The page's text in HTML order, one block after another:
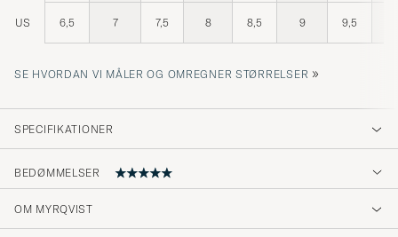
US 6,5 7 7,5 8 8,5 9 9,5
SE HVORDAN VI MÅLER OG OMREGNER STØRRELSER »
SPECIFIKATIONER
BEDØMMELSER
Gode sko til prisen.
OM MYRQVIST